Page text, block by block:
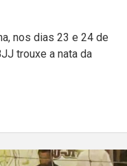
nos dias 23 e 24 de
trouxe a nata da